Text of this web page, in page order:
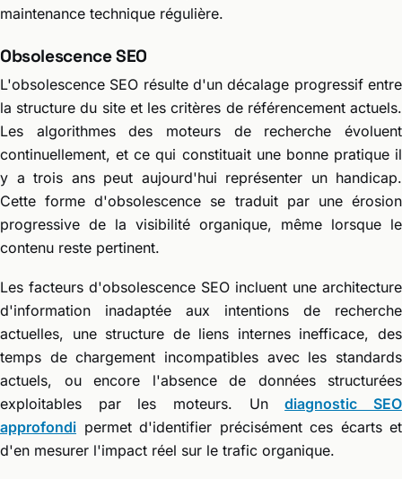
maintenance technique régulière.
Obsolescence SEO
L'obsolescence SEO résulte d'un décalage progressif entre
la structure du site et les critères de référencement actuels.
Les algorithmes des moteurs de recherche évoluent
continuellement, et ce qui constituait une bonne pratique il
y a trois ans peut aujourd'hui représenter un handicap.
Cette forme d'obsolescence se traduit par une érosion
progressive de la visibilité organique, même lorsque le
contenu reste pertinent.
Les facteurs d'obsolescence SEO incluent une architecture
d'information inadaptée aux intentions de recherche
actuelles, une structure de liens internes inefficace, des
temps de chargement incompatibles avec les standards
actuels, ou encore l'absence de données structurées
exploitables par les moteurs. Undiagnostic SEO
approfondi permet d'identifier précisément ces écarts et
d'en mesurer l'impact réel sur le trafic organique.